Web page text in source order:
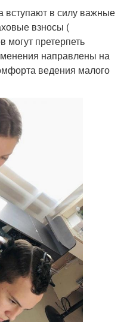
вступают в силу важные
взносы (
могут претерпеть
направлены на
ведения малого